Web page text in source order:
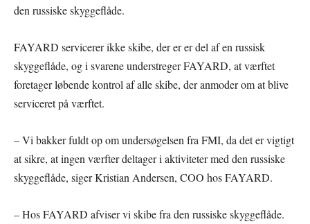
den russiske skyggeflåde.
FAYARD servicerer ikke skibe, der er er del af en russisk
skyggeflåde, og i svarene understreger FAYARD, at værftet
foretager løbende kontrol af alle skibe, der anmoder om at blive
serviceret på værftet.
– Vi bakker fuldt op om undersøgelsen fra FMI, da det er vigtigt
at sikre, at ingen værfter deltager i aktiviteter med den russiske
skyggeflåde, siger Kristian Andersen, COO hos FAYARD.
– Hos FAYARD afviser vi skibe fra den russiske skyggeflåde.